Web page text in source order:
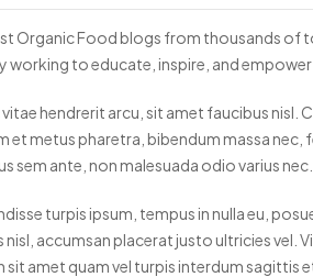
Organic Food blogs from thousands of
working to educate, inspire, and
hendrerit arcu, sit amet faucibus nisl.
et metus pharetra, bibendum massa
sem ante, non malesuada odio varius
turpis ipsum, tempus in nulla eu,
nisl, accumsan placerat justo ultricies vel.
sit amet quam vel turpis interdum sagittis